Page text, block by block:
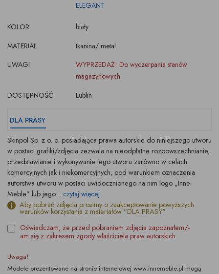
ELEGANT
KOLOR
biały
MATERIAŁ
tkanina/ metal
UWAGI
WYPRZEDAŻ! Do wyczerpania stanów
magazynowych.
DOSTĘPNOŚĆ
Lublin
DLA PRASY
Skinpol Sp. z o. o. posiadająca prawa autorskie do niniejszego utworu
w postaci grafiki/zdjęcia zezwala na nieodpłatne rozpowszechnianie,
przedstawianie i wykonywanie tego utworu zarówno w celach
komercyjnych jak i niekomercyjnych, pod warunkiem oznaczenia
autorstwa utworu w postaci uwidocznionego na nim logo „Inne
Meble” lub jego... czytaj więcej
Aby pobrać zdjęcia prosimy o zaakceptowanie powyższych
warunków korzystania z materiałów "DLA PRASY"
Oświadczam, że przed pobraniem zdjęcia zapoznałem/-
am się z zakresem zgody właściciela praw autorskich
Uwaga!
Modele prezentowane na stronie internetowej www.innemeble.pl mogą